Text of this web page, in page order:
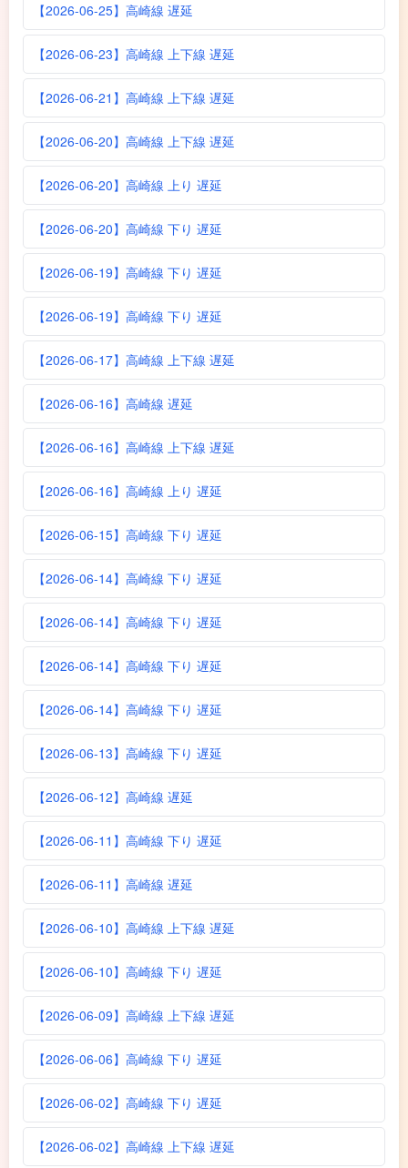
【2026-06-25】高崎線 遅延
【2026-06-23】高崎線 上下線 遅延
【2026-06-21】高崎線 上下線 遅延
【2026-06-20】高崎線 上下線 遅延
【2026-06-20】高崎線 上り 遅延
【2026-06-20】高崎線 下り 遅延
【2026-06-19】高崎線 下り 遅延
【2026-06-19】高崎線 下り 遅延
【2026-06-17】高崎線 上下線 遅延
【2026-06-16】高崎線 遅延
【2026-06-16】高崎線 上下線 遅延
【2026-06-16】高崎線 上り 遅延
【2026-06-15】高崎線 下り 遅延
【2026-06-14】高崎線 下り 遅延
【2026-06-14】高崎線 下り 遅延
【2026-06-14】高崎線 下り 遅延
【2026-06-14】高崎線 下り 遅延
【2026-06-13】高崎線 下り 遅延
【2026-06-12】高崎線 遅延
【2026-06-11】高崎線 下り 遅延
【2026-06-11】高崎線 遅延
【2026-06-10】高崎線 上下線 遅延
【2026-06-10】高崎線 下り 遅延
【2026-06-09】高崎線 上下線 遅延
【2026-06-06】高崎線 下り 遅延
【2026-06-02】高崎線 下り 遅延
【2026-06-02】高崎線 上下線 遅延